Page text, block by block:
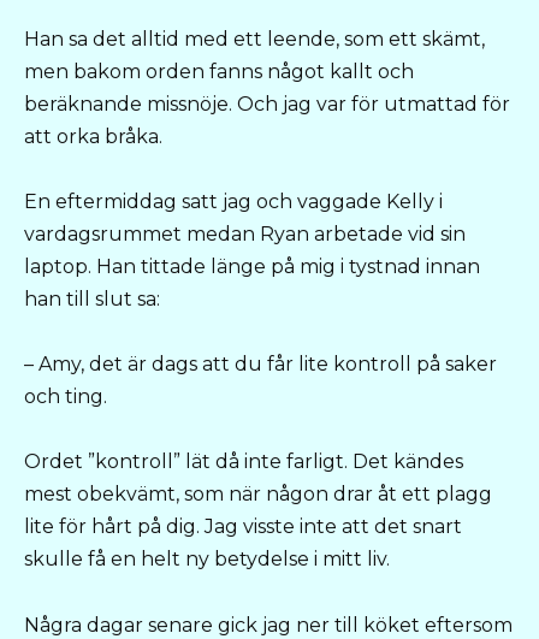
Han sa det alltid med ett leende, som ett skämt,
men bakom orden fanns något kallt och
beräknande missnöje. Och jag var för utmattad för
att orka bråka.
En eftermiddag satt jag och vaggade Kelly i
vardagsrummet medan Ryan arbetade vid sin
laptop. Han tittade länge på mig i tystnad innan
han till slut sa:
– Amy, det är dags att du får lite kontroll på saker
och ting.
Ordet ”kontroll” lät då inte farligt. Det kändes
mest obekvämt, som när någon drar åt ett plagg
lite för hårt på dig. Jag visste inte att det snart
skulle få en helt ny betydelse i mitt liv.
Några dagar senare gick jag ner till köket eftersom